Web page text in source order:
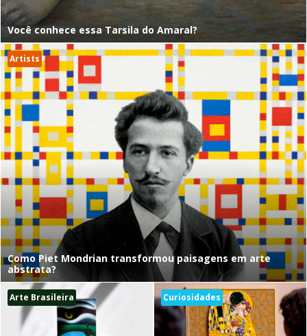
Você conhece essa Tarsila do Amaral?
Artists
Como Piet Mondrian transformou paisagens em arte
abstrata?
Arte Brasileira Curiosidades